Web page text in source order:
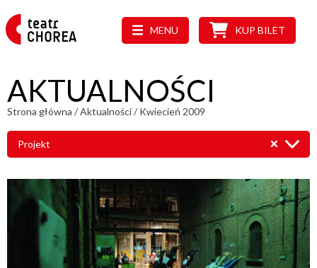
MENU KUP BILET
AKTUALNOŚCI
Strona główna /Aktualności/ Kwiecień 2009
Projekt